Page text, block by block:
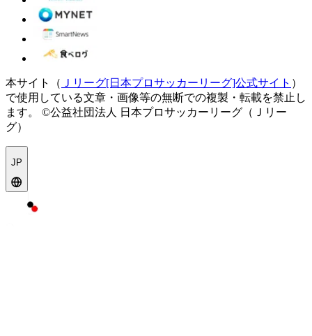
本サイト（ Ｊリーグ[日本プロサッカーリーグ]公式サイト ）
で使用している文章・画像等の無断での複製・転載を禁止し
ます。
©公益社団法人 日本プロサッカーリーグ（Ｊリー
グ）
JP